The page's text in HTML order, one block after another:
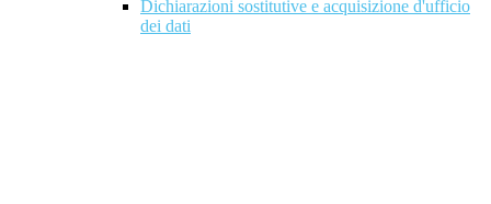
Dichiarazioni sostitutive e acquisizione d'ufficio
dei dati